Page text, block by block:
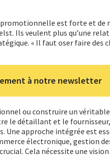
promotionnelle est forte et
Ils veulent plus qu’une
« Il faut oser faire des
à notre newsletter
ou construire un
le détaillant et le
Une approche intégrée est
électronique, gestion
Cela nécessite une